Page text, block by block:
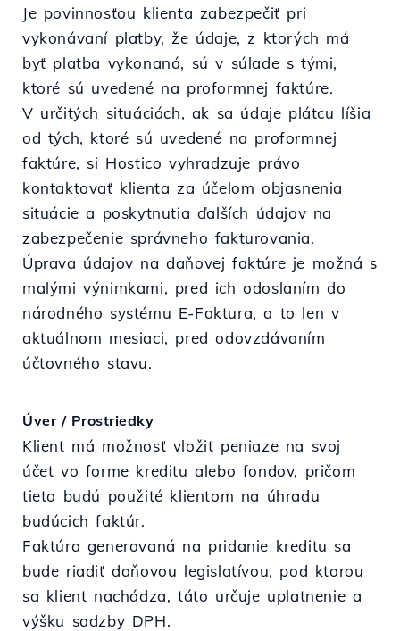
Je povinnosťou klienta zabezpečiť pri
vykonávaní platby, že údaje, z ktorých má
byť platba vykonaná, sú v súlade s tými,
ktoré sú uvedené na proformnej faktúre.
V určitých situáciách, ak sa údaje plátcu líšia
od tých, ktoré sú uvedené na proformnej
faktúre, si Hostico vyhradzuje právo
kontaktovať klienta za účelom objasnenia
situácie a poskytnutia ďalších údajov na
zabezpečenie správneho fakturovania.
Úprava údajov na daňovej faktúre je možná s
malými výnimkami, pred ich odoslaním do
národného systému E-Faktura, a to len v
aktuálnom mesiaci, pred odovzdávaním
účtovného stavu.
Úver / Prostriedky
Klient má možnosť vložiť peniaze na svoj
účet vo forme kreditu alebo fondov, pričom
tieto budú použité klientom na úhradu
budúcich faktúr.
Faktúra generovaná na pridanie kreditu sa
bude riadiť daňovou legislatívou, pod ktorou
sa klient nachádza, táto určuje uplatnenie a
výšku sadzby DPH.